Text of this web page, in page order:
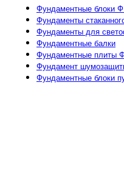
Фундаментные блоки
Фундаменты
Фундаменты для
Фундаментные балки
Фундаментные плиты
Фундамент
Фундаментные блоки